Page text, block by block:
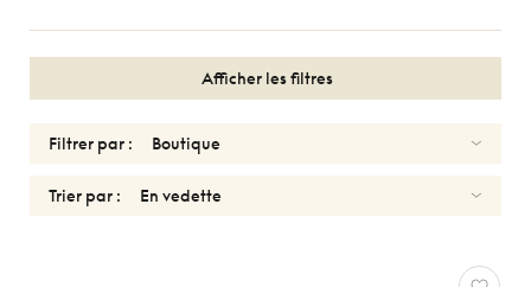
Afficher les filtres
Filtrer par :
Trier par :